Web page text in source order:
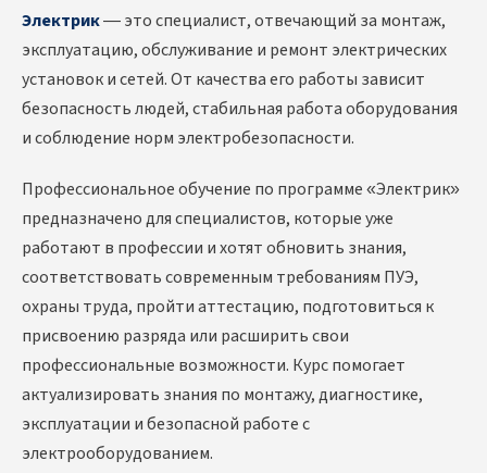
Электрик— это специалист, отвечающий за монтаж,
эксплуатацию, обслуживание и ремонт электрических
установок и сетей. От качества его работы зависит
безопасность людей, стабильная работа оборудования
и соблюдение норм электробезопасности.
Профессиональное обучение по программе «Электрик»
предназначено для специалистов, которые уже
работают в профессии и хотят обновить знания,
соответствовать современным требованиям ПУЭ,
охраны труда, пройти аттестацию, подготовиться к
присвоению разряда или расширить свои
профессиональные возможности. Курс помогает
актуализировать знания по монтажу, диагностике,
эксплуатации и безопасной работе с
электрооборудованием.